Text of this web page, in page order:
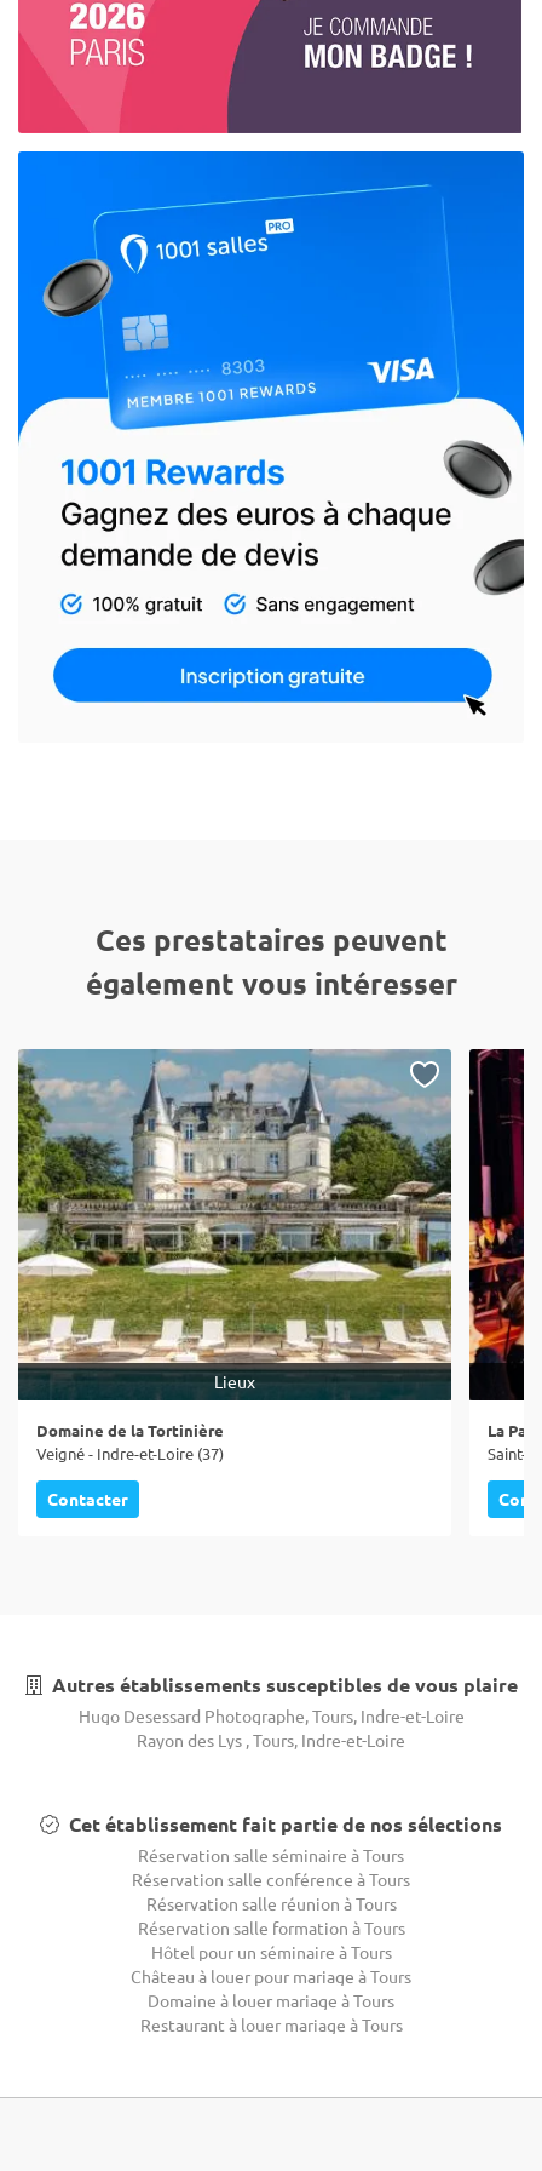
Ces prestataires peuvent
également vous intéresser
Lieux
Domaine de la Tortinière
Veigné - Indre-et-Loire (37)
Contacter
La
Saint-
Autres établissements susceptibles de vous plaire
Hugo Desessard Photographe, Tours, Indre-et-Loire
Rayon des Lys , Tours, Indre-et-Loire
Cet établissement fait partie de nos sélections
Réservation salle séminaire à Tours
Réservation salle conférence à Tours
Réservation salle réunion à Tours
Réservation salle formation à Tours
Hôtel pour un séminaire à Tours
Château à louer pour mariage à Tours
Domaine à louer mariage à Tours
Restaurant à louer mariage à Tours